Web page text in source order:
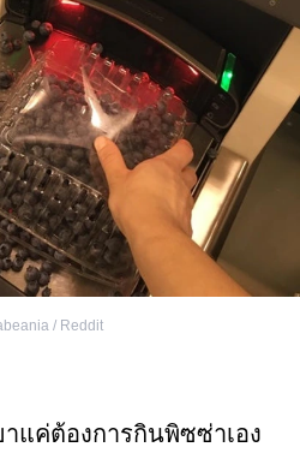
/ Reddit
แค่ต้องการกินพิซซ่าเอง